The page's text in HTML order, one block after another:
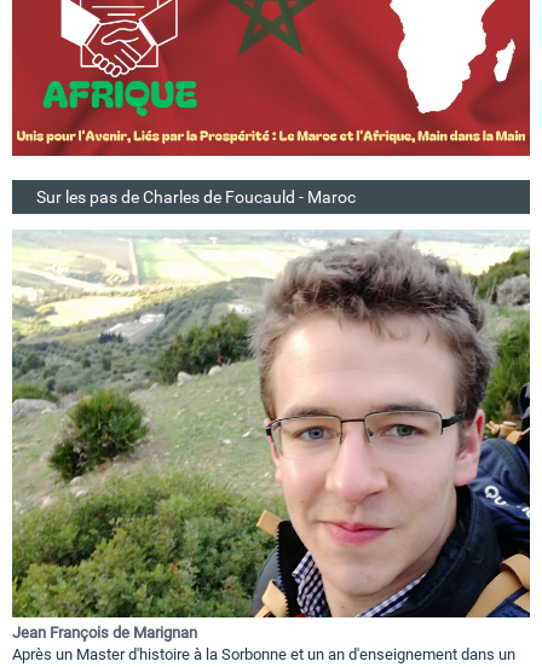
Sur les pas de Charles de Foucauld - Maroc
Jean François de Marignan
Après un Master d'histoire à la Sorbonne et un an d'enseignement dans un